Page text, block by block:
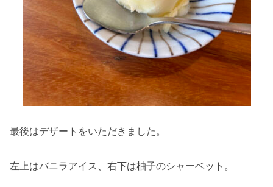
最後はデザートをいただきました。
左上はバニラアイス、右下は柚子のシャーベット。